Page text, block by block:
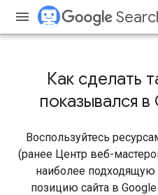
Как сделать
показывался
Воспользуйтесь
(ранее Центр веб-
наиболее
позицию сайта в